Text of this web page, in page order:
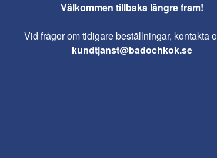
Välkommen tillbaka längre fram!
Vid frågor om tidigare beställningar, kontakta
kundtjanst@badochkok.se